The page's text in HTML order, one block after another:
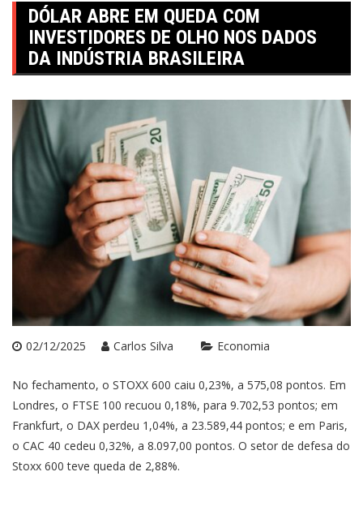
DÓLAR ABRE EM QUEDA COM
INVESTIDORES DE OLHO NOS DADOS
DA INDÚSTRIA BRASILEIRA
02/12/2025 Carlos Silva Economia
No fechamento, o STOXX 600 caiu 0,23%, a 575,08 pontos. Em
Londres, o FTSE 100 recuou 0,18%, para 9.702,53 pontos; em
Frankfurt, o DAX perdeu 1,04%, a 23.589,44 pontos; e em Paris,
o CAC 40 cedeu 0,32%, a 8.097,00 pontos. O setor de defesa do
Stoxx 600 teve queda de 2,88%.